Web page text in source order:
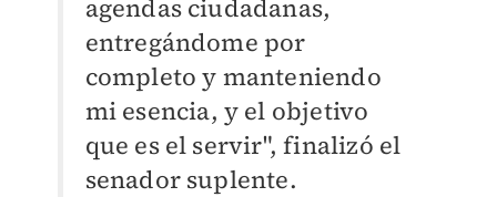
agendas ciudadanas,
entregándome por
completo y manteniendo
mi esencia, y el objetivo
que es el servir", finalizó el
senador suplente.